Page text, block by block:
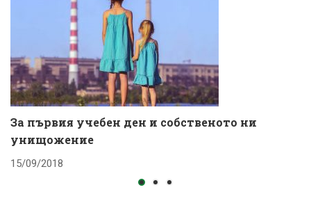
За първия учебен ден и собственото ни
унищожение
15/09/2018